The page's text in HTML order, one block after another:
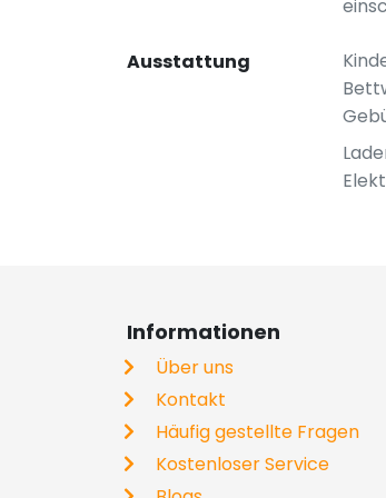
Ausstattung
Informationen
Über uns
Kontakt
Häufig gestellte Fragen
Kostenloser Service